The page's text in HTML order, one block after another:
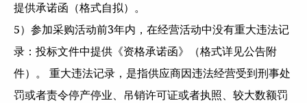
提供承诺函（格式自拟）。
5）参加采购活动前3年内，在经营活动中没有重大违法记
录：投标文件中提供《资格承诺函》（格式详见公告附
件）。 重大违法记录，是指供应商因违法经营受到刑事处
罚或者责令停产停业、吊销许可证或者执照、较大数额罚